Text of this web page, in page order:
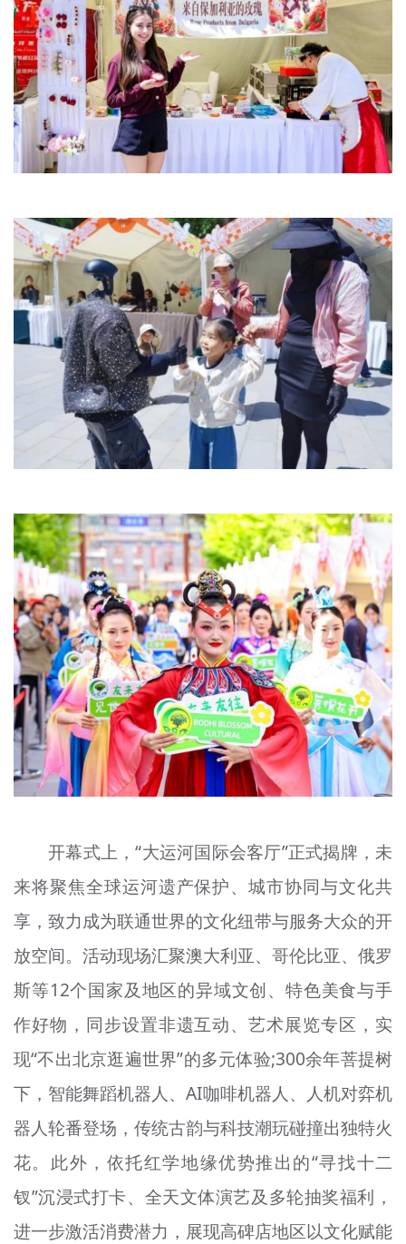
开幕式上，“大运河国际会客厅”正式揭牌，未
来将聚焦全球运河遗产保护、城市协同与文化共
享，致力成为联通世界的文化纽带与服务大众的开
放空间。活动现场汇聚澳大利亚、哥伦比亚、俄罗
斯等12个国家及地区的异域文创、特色美食与手
作好物，同步设置非遗互动、艺术展览专区，实
现“不出北京逛遍世界”的多元体验;300余年菩提树
下，智能舞蹈机器人、AI咖啡机器人、人机对弈机
器人轮番登场，传统古韵与科技潮玩碰撞出独特火
花。此外，依托红学地缘优势推出的“寻找十二
钗”沉浸式打卡、全天文体演艺及多轮抽奖福利，
进一步激活消费潜力，展现高碑店地区以文化赋能